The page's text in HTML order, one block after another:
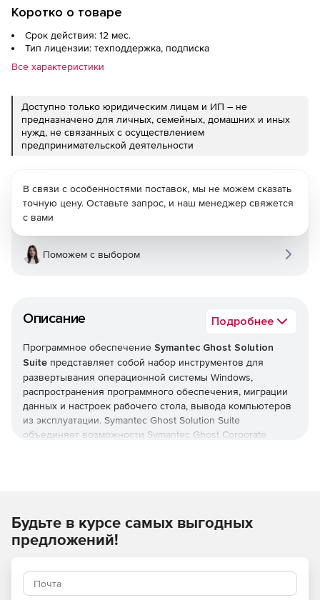
Коротко о товаре
Срок действия: 12 мес.
Тип лицензии: техподдержка, подписка
Все характеристики
Доступно только юридическим лицам и ИП – не
предназначено для личных, семейных, домашних и иных
нужд, не связанных с осуществлением
предпринимательской деятельности
Описание Подробнее
Программное обеспечение Symantec Ghost Solution
Suite представляет собой набор инструментов для
развертывания операционной системы Windows,
распространения программного обеспечения, миграции
данных и настроек рабочего стола, вывода компьютеров
из эксплуатации. Symantec Ghost Solution Suite
объединяет возможности Symantec Ghost Corporate
компьютера или сервера Windows, используя методы
формирования образов по файлам и секторам. Сочетание
различных технологий помогает системным
поддерживать IT-систему в распределенных структурах
предприятий.
В связи с особенностями поставок, мы не можем сказать
точную цену. Оставьте запрос, и наш менеджер свяжется
с вами
Поможем с выбором
Будьте в курсе самых выгодных
предложений!